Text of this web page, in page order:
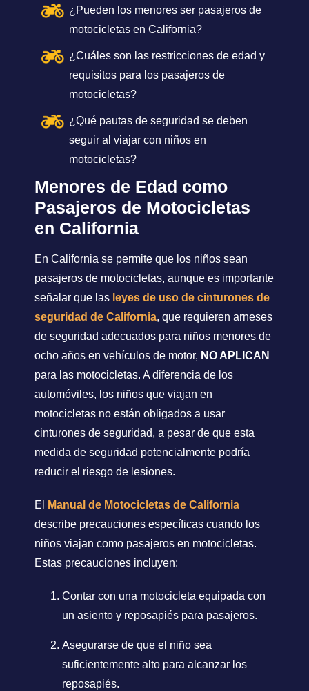
¿Pueden los menores ser pasajeros de
motocicletas en California?
¿Cuáles son las restricciones de edad y
requisitos para los pasajeros de
motocicletas?
¿Qué pautas de seguridad se deben
seguir al viajar con niños en
motocicletas?
Menores de Edad como
Pasajeros de Motocicletas
en California
En California se permite que los niños sean
pasajeros de motocicletas, aunque es importante
señalar que las leyes de uso de cinturones de
seguridad de California, que requieren arneses
de seguridad adecuados para niños menores de
ocho años en vehículos de motor, NO APLICAN
para las motocicletas. A diferencia de los
automóviles, los niños que viajan en
motocicletas no están obligados a usar
cinturones de seguridad, a pesar de que esta
medida de seguridad potencialmente podría
reducir el riesgo de lesiones.
El
Manual de Motocicletas de California
describe precauciones específicas cuando los
niños viajan como pasajeros en motocicletas.
Estas precauciones incluyen:
Contar con una motocicleta equipada con
un asiento y reposapiés para pasajeros.
Asegurarse de que el niño sea
suficientemente alto para alcanzar los
reposapiés.